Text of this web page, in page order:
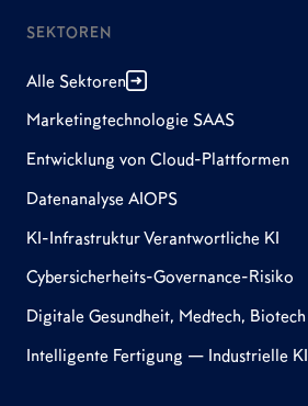
SEKTOREN
Alle Sektoren
Marketingtechnologie SAAS
Entwicklung von Cloud-Plattformen
Datenanalyse AIOPS
KI-Infrastruktur Verantwortliche KI
Cybersicherheits-Governance-Risiko
Digitale Gesundheit, Medtech, Biotech
Intelligente Fertigung — Industrielle KI